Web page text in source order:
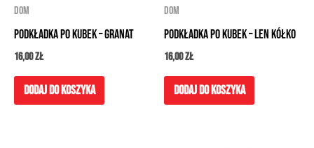
DOM
Podkładka po kubek – granat
16,00zł
Dodaj do koszyka
DOM
Podkładka po kubek – len kółko
16,00zł
Dodaj do koszyka